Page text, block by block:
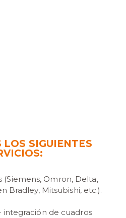
LOS SIGUIENTES
(Siemens, Omron, Delta,
Bradley, Mitsubishi, etc.).
de cuadros